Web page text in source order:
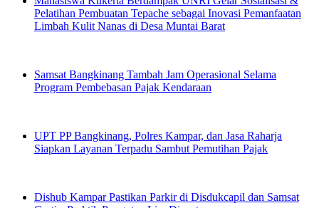
Pelatihan Pembuatan Tepache sebagai Inovasi Pemanfaatan
Limbah Kulit Nanas di Desa Muntai Barat
Samsat Bangkinang Tambah Jam Operasional Selama
Program Pembebasan Pajak Kendaraan
UPT PP Bangkinang, Polres Kampar, dan Jasa Raharja
Siapkan Layanan Terpadu Sambut Pemutihan Pajak
Dishub Kampar Pastikan Parkir di Disdukcapil dan Samsat